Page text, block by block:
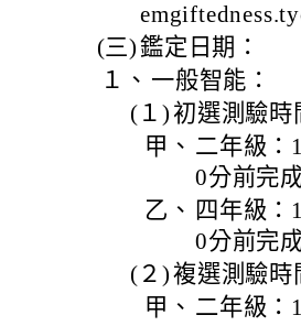
(三)鑑定日期：
１、 一般智能：
(１) 初選測驗時
甲、 二年級：
0分前完
乙、 四年級：
0分前完
(２)複選測驗時
甲、 二年級：